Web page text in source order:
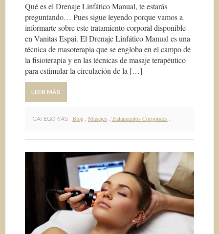
Qué es el Drenaje Linfático Manual, te estarás
preguntando… Pues sigue leyendo porque vamos a
informarte sobre este tratamiento corporal disponible
en Vanitas Espai. El Drenaje Linfático Manual es una
técnica de masoterapia que se engloba en el campo de
la fisioterapia y en las técnicas de masaje terapéutico
para estimular la circulación de la […]
LEER MÁS
CATEGORIAS : Blog ,Masajes ,Tratamientos Corporales